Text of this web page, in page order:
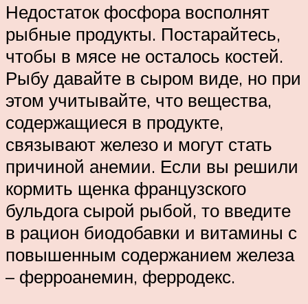
Недостаток фосфора восполнят
рыбные продукты. Постарайтесь,
чтобы в мясе не осталось костей.
Рыбу давайте в сыром виде, но при
этом учитывайте, что вещества,
содержащиеся в продукте,
связывают железо и могут стать
причиной анемии. Если вы решили
кормить щенка французского
бульдога сырой рыбой, то введите
в рацион биодобавки и витамины с
повышенным содержанием железа
– ферроанемин, ферродекс.